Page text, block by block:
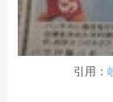
引用：